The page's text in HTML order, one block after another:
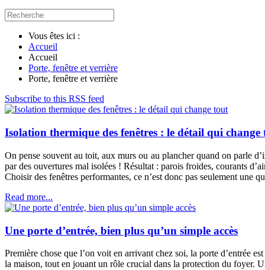
Vous êtes ici :
Accueil
Accueil
Porte, fenêtre et verrière
Porte, fenêtre et verrière
Subscribe to this RSS feed
Isolation thermique des fenêtres : le détail qui change
On pense souvent au toit, aux murs ou au plancher quand on parle
par des ouvertures mal isolées ! Résultat : parois froides, courants
Choisir des fenêtres performantes, ce n’est donc pas seulement une
Read more...
Une porte d’entrée, bien plus qu’un simple accès
Première chose que l’on voit en arrivant chez soi, la porte d’entrée
la maison, tout en jouant un rôle crucial dans la protection du foyer.